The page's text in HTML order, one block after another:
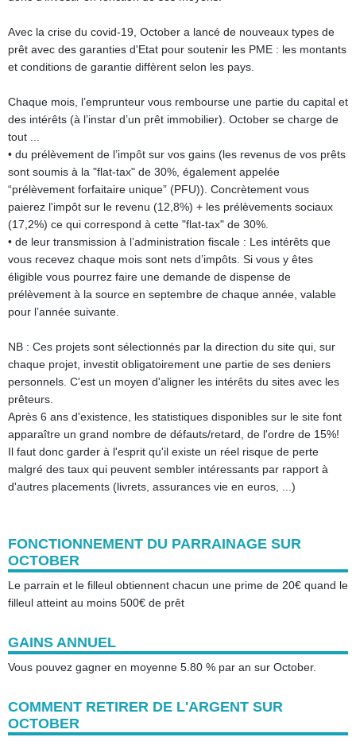
Avec la crise du covid-19, October a lancé de nouveaux types de
prêt avec des garanties d'Etat pour soutenir les PME : les montants
et conditions de garantie diffèrent selon les pays.
Chaque mois, l’emprunteur vous rembourse une partie du capital et
des intérêts (à l’instar d’un prêt immobilier). October se charge de
tout ...
• du prélèvement de l’impôt sur vos gains (les revenus de vos prêts
sont soumis à la "flat-tax" de 30%, également appelée
“prélèvement forfaitaire unique” (PFU)). Concrètement vous
paierez l'impôt sur le revenu (12,8%) + les prélèvements sociaux
(17,2%) ce qui correspond à cette "flat-tax" de 30%.
• de leur transmission à l’administration fiscale : Les intérêts que
vous recevez chaque mois sont nets d’impôts. Si vous y êtes
éligible vous pourrez faire une demande de dispense de
prélèvement à la source en septembre de chaque année, valable
pour l’année suivante.
NB : Ces projets sont sélectionnés par la direction du site qui, sur
chaque projet, investit obligatoirement une partie de ses deniers
personnels. C'est un moyen d'aligner les intérêts du sites avec les
prêteurs.
Après 6 ans d'existence, les statistiques disponibles sur le site font
apparaître un grand nombre de défauts/retard, de l'ordre de 15%!
Il faut donc garder à l'esprit qu'il existe un réel risque de perte
malgré des taux qui peuvent sembler intéressants par rapport à
d'autres placements (livrets, assurances vie en euros, ...)
FONCTIONNEMENT DU PARRAINAGE SUR
OCTOBER
Le parrain et le filleul obtiennent chacun une prime de 20€ quand le
filleul atteint au moins 500€ de prêt
GAINS ANNUEL
Vous pouvez gagner en moyenne 5.80 % par an sur October.
COMMENT RETIRER DE L'ARGENT SUR
OCTOBER